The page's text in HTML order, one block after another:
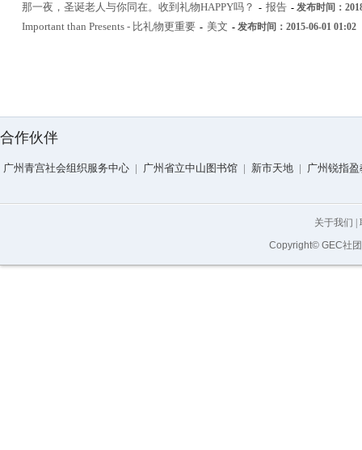
那一夜，圣诞老人与你同在。收到礼物HAPPY吗？ - 报告 - 发布时间：
Important than Presents - 比礼物更重要 - 美文 - 发布时间：2015-06-01 01:02
合作伙伴
广州青宫社会组织服务中心 | 广州省立中山图书馆 | 新市天地 | 广州锐指
关于我们 |
Copyright© GEC社